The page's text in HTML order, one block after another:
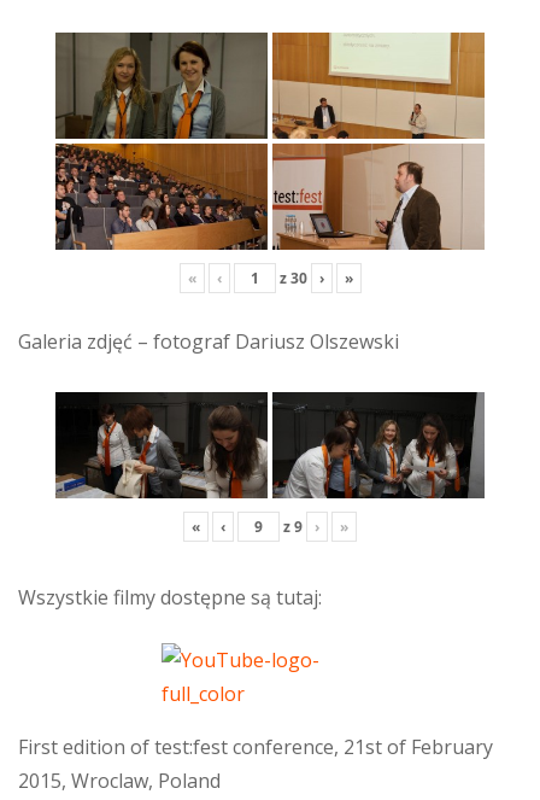
« ‹ z30 › »
Galeria zdjęć – fotograf Dariusz Olszewski
« ‹ z9 › »
Wszystkie filmy dostępne są tutaj:
First edition of test:fest conference, 21st of February
2015, Wroclaw, Poland